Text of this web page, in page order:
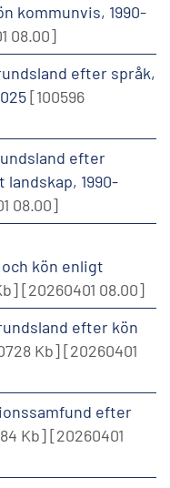
kommunvis, 1990-
08.00]
efter språk,
[100596
efter
1990-
08.00]
kön enligt
[20260401 08.00]
efter kön
Kb][20260401
efter
Kb][20260401